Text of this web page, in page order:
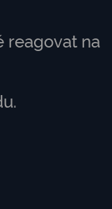
reagovat na